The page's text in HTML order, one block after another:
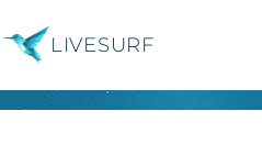
LIVESURF